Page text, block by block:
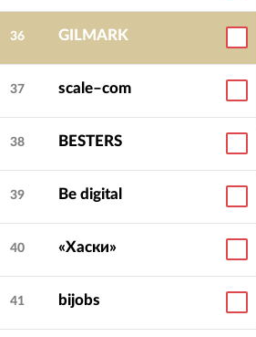
36 GILMARK
37 scale–com
38 BESTERS
39 Be digital
40 «Хаски»
41 bijobs